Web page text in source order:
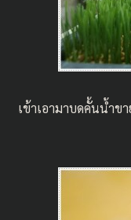
เข้าเอามาบดคั้นน้ำข